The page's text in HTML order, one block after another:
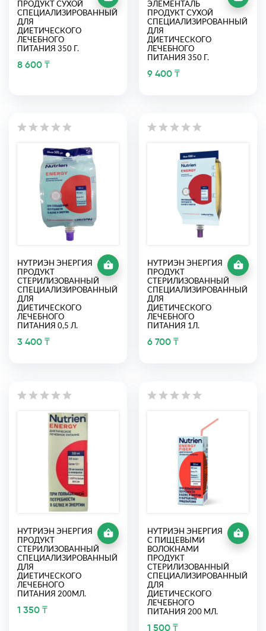
ПРОДУКТ СУХОЙ
СПЕЦИАЛИЗИРОВАННЫЙ
ДЛЯ
ДИЕТИЧЕСКОГО
ЛЕЧЕБНОГО
ПИТАНИЯ 350 Г.
8 600 ₸
ЭЛЕМЕНТАЛЬ
ПРОДУКТ СУХОЙ
СПЕЦИАЛИЗИРОВАННЫЙ
ДЛЯ
ДИЕТИЧЕСКОГО
ЛЕЧЕБНОГО
ПИТАНИЯ 350 Г.
9 400 ₸
НУТРИЭН ЭНЕРГИЯ
ПРОДУКТ
СТЕРИЛИЗОВАННЫЙ
СПЕЦИАЛИЗИРОВАННЫЙ
ДЛЯ
ДИЕТИЧЕСКОГО
ЛЕЧЕБНОГО
ПИТАНИЯ 0,5 Л.
3 400 ₸
НУТРИЭН ЭНЕРГИЯ
ПРОДУКТ
СТЕРИЛИЗОВАННЫЙ
СПЕЦИАЛИЗИРОВАННЫЙ
ДЛЯ
ДИЕТИЧЕСКОГО
ЛЕЧЕБНОГО
ПИТАНИЯ 1Л.
6 700 ₸
НУТРИЭН ЭНЕРГИЯ
ПРОДУКТ
СТЕРИЛИЗОВАННЫЙ
СПЕЦИАЛИЗИРОВАННЫЙ
ДЛЯ
ДИЕТИЧЕСКОГО
ЛЕЧЕБНОГО
ПИТАНИЯ 200МЛ.
1 350 ₸
НУТРИЭН ЭНЕРГИЯ
С ПИЩЕВЫМИ
ВОЛОКНАМИ
ПРОДУКТ
СТЕРИЛИЗОВАННЫЙ
СПЕЦИАЛИЗИРОВАННЫЙ
ДЛЯ
ДИЕТИЧЕСКОГО
ЛЕЧЕБНОГО
ПИТАНИЯ 200 МЛ.
1 500 ₸